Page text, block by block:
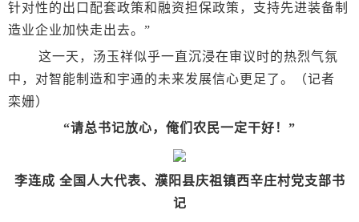
针对性的出口配套政策和融资担保政策，支持先进装备制
造业企业加快走出去。”
这一天，汤玉祥似乎一直沉浸在审议时的热烈气氛
中，对智能制造和宇通的未来发展信心更足了。（记者
栾姗）
“请总书记放心，俺们农民一定干好！”
李连成 全国人大代表、濮阳县庆祖镇西辛庄村党支部书
记